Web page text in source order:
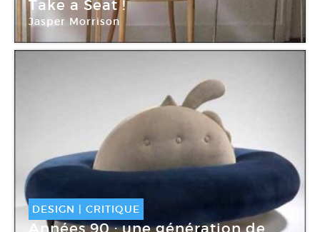
Take a Seat !
Jasper Morrison
DESIGN | CRITIQUE
Années 90 : une génération de